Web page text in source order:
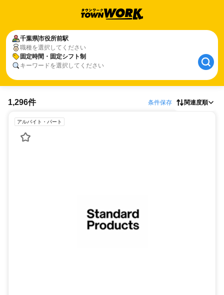
千葉県市役所前駅
職種を選択してください
固定時間・固定シフト制
キーワードを選択してください
1,296件 条件保存 関連度順
アルバイト・パート